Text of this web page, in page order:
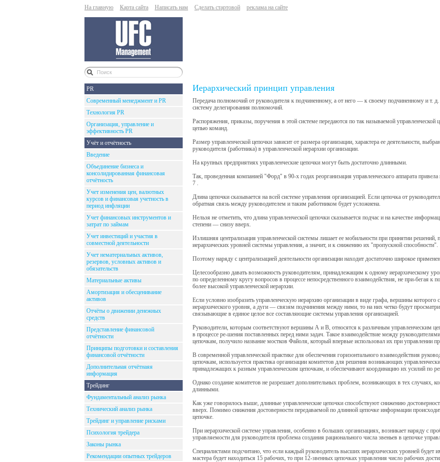
На главную Карта сайта Написать нам Сделать стартовой реклама на сайте
PR
Современный менеджмент и PR
Технология PR
Организация, управление и
эффективность PR
Учёт и отчётность
Введение
Объединение бизнеса и
консолидированная финансовая
отчётность
Учет изменения цен, валютных
курсов и финансовая учетность в
период инфляции
Учет финансовых инструментов и
затрат по займам
Учет инвестиций и участия в
совместной деятельности
Учет нематериальных активов,
резервов, условных активов и
обязательств
Материальные активы
Амортизация и обесценивание
активов
Отчёты о движении денежных
средств
Представление финансовой
отчётности
Принципы подготовки и составления
финансовой отчётности
Дополнительная отчётнаяя
информация
Трейдинг
Фундаментальный анализ рынка
Технический анализ рынка
Трейдинг и управление рисками
Психология трейдера
Законы рынка
Рекомендации опытных трейдеров
Иерархический принцип управления
Передача полномочий от руководителя к подчиненному, а от него — к своему подчиненному и т.
систему делегирования полномочий.
Распоряжения, приказы, поручения в этой системе передаются по так называемой
цепью команд.
Размер управленческой цепочки зависит от размера организации, характера ее деятельности,
руководителя (работника) в управленческой иерархии организации.
На крупных предприятиях управленческие цепочки могут быть достаточно длинными.
Так, проведенная компанией "Форд" в 90-х годах реорганизация управленческого аппарата
7 .
Длина цепочки сказывается на всей системе управления организацией. Если цепочка от
обратная связь между руководителем и таким работником будет усложнена.
Нельзя не отметить, что длина управленческой цепочки сказывается подчас и на качестве
степени — снизу вверх.
Излишняя централизация управленческой системы лишает ее мобильности при принятии
иерархических уровней системы управления, а значит, и к снижению их "пропускной способности".
Поэтому наряду с централизацией деятельности организации находит достаточно широкое
Целесообразно давать возможность руководителям, принадлежащим к одному иерархическому
по определенному кругу вопросов в процессе непосредственного взаимодействия, не при-бегая
более высокой управленческой иерархии.
Если условно изобразить управленческую иерархию организации в виде графа, вершины которого
иерархического уровня, а дуги — связям подчинения между ними, то на них четко будут
связывающие в единое целое все составляющие системы управления организацией.
Руководители, которым соответствуют вершины А и В, относятся к различным управленческим
в процессе ре-шения поставленных перед ними задач. Такое взаимодействие между
цепочкам, получило название мостков Файоля, который впервые использовал их при управлении
В современной управленческой практике для обеспечения горизонтального взаимодействия
цепочкам, используется практика организации комитетов для решения возникающих
принадлежащих к разным управленческим цепочкам, и обеспечивают координацию их усилий по
Однако создание комитетов не разрешает дополнительных проблем, возникающих в тех случаях,
длинными.
Как уже говорилось выше, длинные управленческие цепочки способствуют снижению
вверх. Помимо снижения достоверности передаваемой по длинной цепочке информации
цепочке.
При иерархической системе управления, особенно в больших организациях, возникает наряду с
управляемости для руководителя проблема создания рационального числа звеньев в цепочке
Специалистами подсчитано, что если каждый руководитель высших иерархических уровней будет
мастера будет находиться 15 рабочих, то при 12-звенных цепочках управления число рабочих